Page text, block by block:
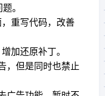
。
重写代码，改善
加还原补丁。
，但是同时也禁止